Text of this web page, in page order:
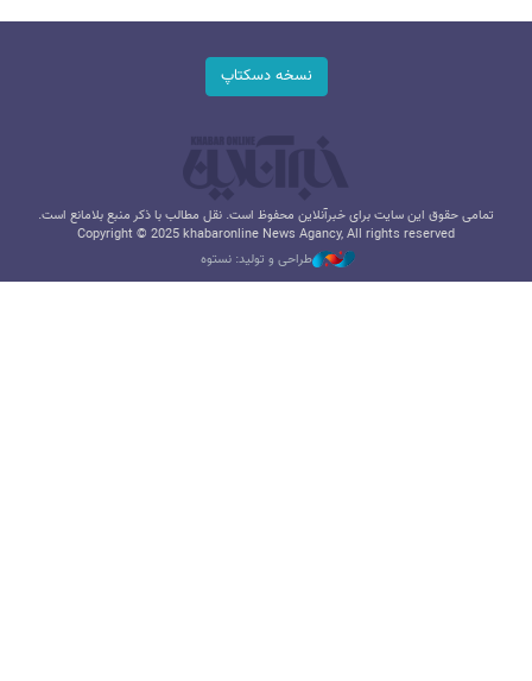
نسخه دسکتاپ
تمامی حقوق این سایت برای خبرآنلاین محفوظ است. نقل مطالب با ذکر منبع بلامانع است.
Copyright © 2025 khabaronline News Agancy, All rights reserved
طراحی و تولید: نستوه